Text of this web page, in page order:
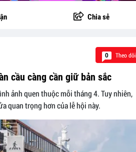
Chia sẻ
0 Theo dõi
cầu càng cần giữ bản sắc
ảnh quen thuộc mỗi tháng 4. Tuy nhiên,
quan trọng hơn của lễ hội này.